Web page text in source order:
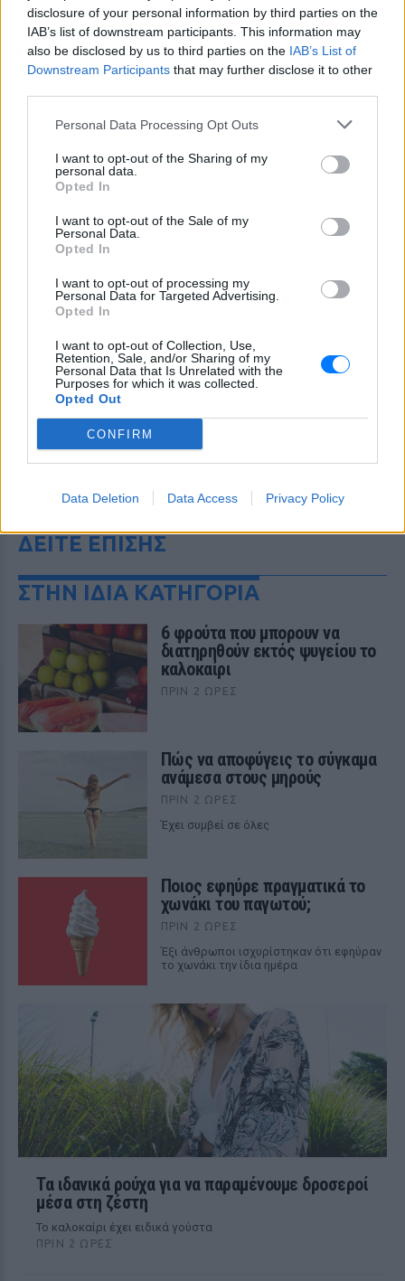
disclosure of your personal information by third parties on the
IAB’s list of downstream participants. This information may
also be disclosed by us to third parties on the IAB’s List of
Downstream Participants that may further disclose it to other
Personal Data Processing Opt Outs
I want to opt-out of the Sharing of my
personal data.
Opted In
I want to opt-out of the Sale of my
Personal Data.
Opted In
I want to opt-out of processing my
Personal Data for Targeted Advertising.
Opted In
I want to opt-out of Collection, Use,
Retention, Sale, and/or Sharing of my
Personal Data that Is Unrelated with the
Purposes for which it was collected.
Opted Out
CONFIRM
Data Deletion Data Access Privacy Policy
Εσύ μπήκες στο E-Daily.gr; Τα νέα της ημέρας
και ότι σου κάνει κλικ!
Ακολουθήστε το E-Radio.gr και στο Instagram
ΔΕΙΤΕ ΕΠΙΣΗΣ
ΣΤΗΝ ΙΔΙΑ ΚΑΤΗΓΟΡΙΑ
6 φρούτα που μπορουν να
διατηρηθούν εκτός ψυγείου το
καλοκαίρι
ΠΡΙΝ 2 ΏΡΕΣ
Πώς να αποφύγεις το σύγκαμα
ανάμεσα στους μηρούς
ΠΡΙΝ 2 ΏΡΕΣ
Έχει συμβεί σε όλες
Ποιος εφηύρε πραγματικά το
χωνάκι του παγωτού;
ΠΡΙΝ 2 ΏΡΕΣ
Έξι άνθρωποι ισχυρίστηκαν ότι εφηύραν
το χωνάκι την ίδια ημέρα
Τα ιδανικά ρούχα για να παραμένουμε δροσεροί
μέσα στη ζέστη
To καλοκαίρι έχει ειδικά γούστα
ΠΡΙΝ 2 ΏΡΕΣ